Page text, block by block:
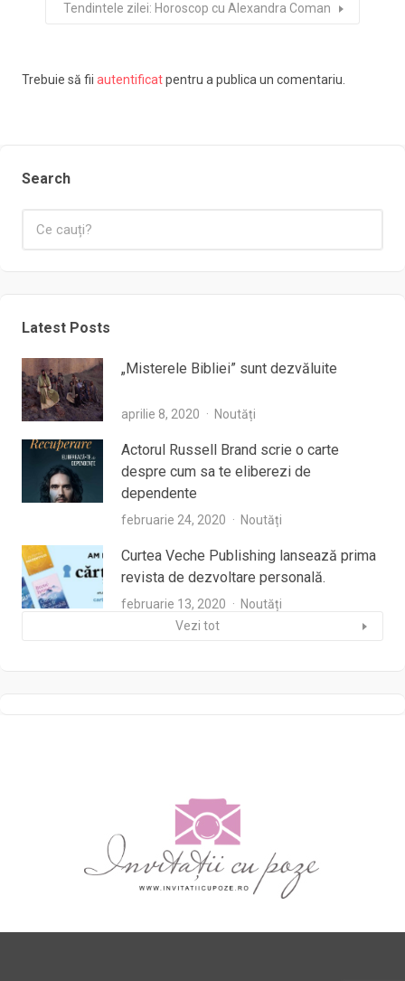
Tendintele zilei: Horoscop cu Alexandra Coman
Trebuie să fii autentificatpentru a publica un comentariu.
Search
Latest Posts
„Misterele Bibliei” sunt dezvăluite
aprilie 8, 2020 Noutăți
Actorul Russell Brand scrie o carte
despre cum sa te eliberezi de
dependente
februarie 24, 2020 Noutăți
Curtea Veche Publishing lansează prima
revista de dezvoltare personală.
februarie 13, 2020
Noutăți
Vezi tot